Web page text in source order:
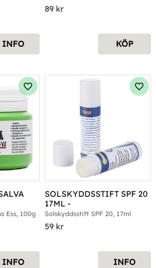
INFO
89 kr
KÖP
Ess, 100g
Lägg till i favoriter
INFO
SOLSKYDDSSTIFT SPF 20
17ML -
Solskyddsstift SPF 20, 17ml
59 kr
INFO